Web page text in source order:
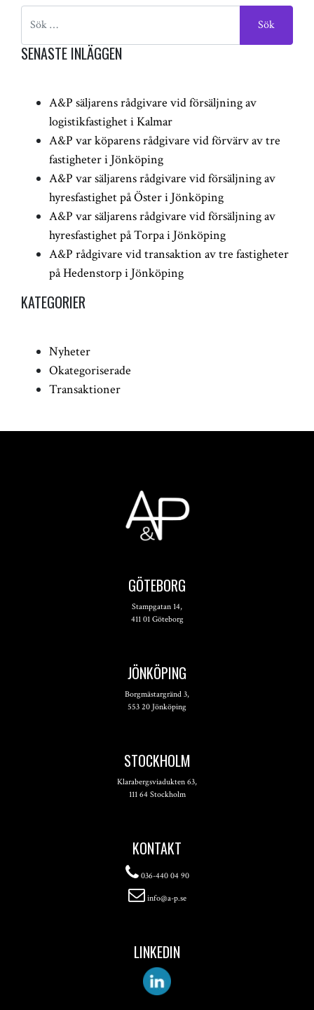
SENASTE INLÄGGEN
A&P säljarens rådgivare vid försäljning av
logistikfastighet i Kalmar
A&P var köparens rådgivare vid förvärv av tre
fastigheter i Jönköping
A&P var säljarens rådgivare vid försäljning av
hyresfastighet på Öster i Jönköping
A&P var säljarens rådgivare vid försäljning av
hyresfastighet på Torpa i Jönköping
A&P rådgivare vid transaktion av tre fastigheter
på Hedenstorp i Jönköping
KATEGORIER
Nyheter
Okategoriserade
Transaktioner
GÖTEBORG
Stampgatan 14,
411 01 Göteborg
JÖNKÖPING
Borgmästargränd 3,
553 20 Jönköping
STOCKHOLM
Klarabergsviadukten 63,
111 64 Stockholm
KONTAKT
036-440 04 90
info@a-p.se
LINKEDIN